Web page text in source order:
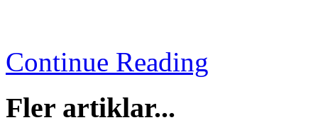
Continue Reading
Fler artiklar...